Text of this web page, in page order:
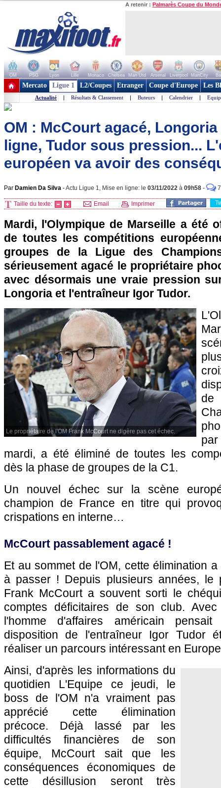
A retenir : Palmarès Coupe du
OM PSG Lyon Lille Monaco Chelsea Man Utd Arsenal Liverpool ManCity
+ de clubs
Mercato Ligue 1 L2/Coupes Etranger Coupe d'Europe Les
Actualité | Résultats & Classement | Buteurs | Calendrier |
OM : McCourt agacé,
ligne, Tudor sous pression...
européen va avoir des
Par Damien Da Silva -Actu Ligue 1, Mise en ligne: le 03/11/2022 à 09h58 -
Taille du texte: Email Imprimer
Mardi, l'Olympique de Marseille a été
de toutes les compétitions
groupes de la Ligue des
sérieusement agacé le propriétaire
avec désormais une vraie pression
Longoria et l'entraîneur Igor Tudor.
Le propriétaire de l'OM Frank McCourt ne digère pas cet échec.
mardi, a été éliminé de toutes les
dès la phase de groupes de la C1.
Un nouvel échec sur la scène
champion de France en titre qui
crispations en interne…
McCourt passablement agacé !
Et au sommet de l'OM, cette élimination
à passer ! Depuis plusieurs années, le
Frank McCourt a souvent sorti le
comptes déficitaires de son club. Avec
l'homme d'affaires américain
disposition de l'entraîneur Igor Tudor
réaliser un parcours intéressant en
Ainsi, d'après les informations du
quotidien L'Equipe ce jeudi, le
boss de l'OM n'a vraiment pas
apprécié cette élimination
précoce. Déjà lassé par les
difficultés financières de son
équipe, McCourt sait que les
conséquences économiques de
cette désillusion seront très